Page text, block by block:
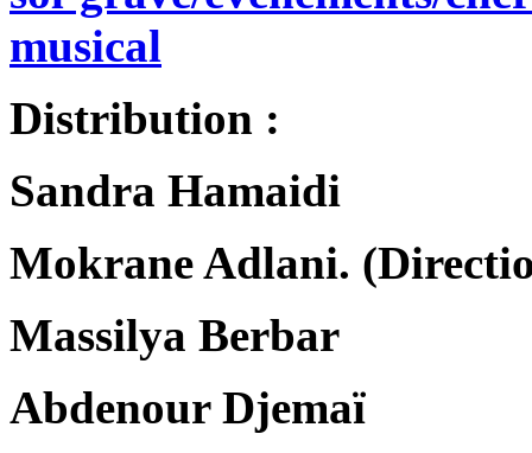
musical
Distribution :
Sandra Hamaidi
Mokrane Adlani.
Massilya Berbar
Abdenour Djemaï